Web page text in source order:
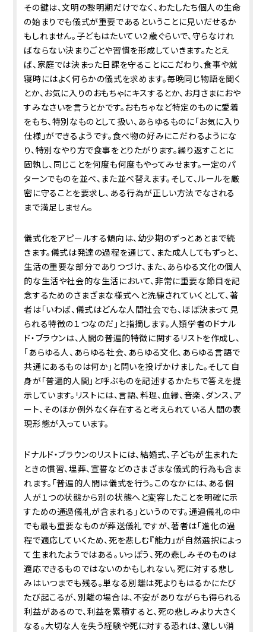
その鍵は、文明の黎明期だけでなく、わたしたち個人の生命
の始まりでも儀式が重要であるということに見いだせるか
もしれません。子どもはたいてい２歳ぐらいで、守らなけれ
ばならない決まりごとや習慣を形成していきます。たとえ
ば、家庭では決まった日課を守ることにこだわり、食事や就
寝時にはよく何らかの儀式を求めます。毎晩同じ物語を聞く
とか、お気に入りのおもちゃにキスするとか、お月さまにおや
すみなさいを言うとかです。おもちゃなど特定のものに愛着
をもち、特別なものとして扱い、あらゆるものに「お気に入り
仕様」ができるようです。食べ物の好みにこだわるようにな
り、特別なやり方で食事をとりたがります。繰り返すことに
固執し、同じことを何度も何度もやってみせます。一定のパ
ターンでものを並べ、また並べ替えます。そして、ルールを厳
密に守ることを要求し、ある行為が正しい方法でなされる
まで満足しません。
儀式化をアピールする傾向は、幼少期のずっとあとまで続
きます。儀式は発達の過程を通じて、また成人してもずっと、
生活の重要な部分でありつづけ、また、あらゆる文化の個人
的な生活や社会的な生活において、非常に重要な節目を記
念するためのさまざまな様式へと洗練されていくとして、著
者は「いわば、儀式はどんな人間社会でも、ほぼ決まって見
られる特徴の１つなのだ」と指摘します。人類学者のドナル
ド・ブラウンは、人間の普遍的特徴に関するリストを作成し、
「あらゆる人、あらゆる社会、あらゆる文化、あらゆる言語で
共通にあるものは何か」と問いを投げかけました。そして自
身が「普遍的人間」と呼ぶものを記述するかたちで答えを提
示しています。リストには、言語、料理、血縁、音楽、ダンス、ア
ート、そのほか例外なく存在すると考えられている人間の表
現形態が入っています。
ドナルド・ブラウンのリストには、結婚式、子どもが生まれた
ときの慣習、埋葬、宣誓などのさまざまな儀式的行為も含ま
れます。「普遍的人間は儀式を行う。このなかには、ある個
人が１つの状態から別の状態へと変容したことを明確に示
すための通過儀礼が含まれる」というのです。通過儀礼の中
でも最も重要なものが葬送儀礼ですが、著者は「進化の過
程で適応していくため、死を悲しむ『能力』が自然選択によっ
て生まれたようではある。いっぽう、死の悲しみそのものは
適応できるものではないのかもしれない。死に対する悲し
みはいつまでも残る。単なる別離は死よりもはるかにたび
たび起こるが、別離の場合は、不安がありながらも得られる
利益があるので、利益を累積すると、死の悲しみより大きく
なる。大切な人を失う経験や死に対する恐れは、激しい消